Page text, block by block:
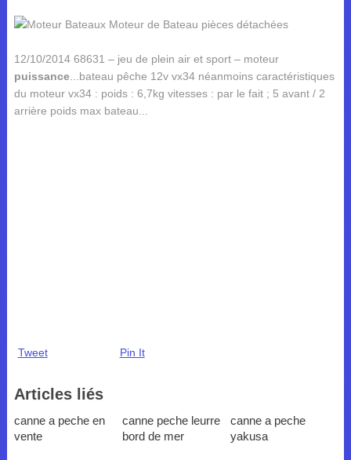
12/10/2014 68631 – jeu de plein air et sport – moteur
puissance...bateau pêche 12v vx34 néanmoins caractéristiques
du moteur vx34 : poids : 6,7kg vitesses : par le fait ; 5 avant / 2
arrière poids max bateau...
Tweet Pin It
Articles liés
canne a peche en
vente
canne peche leurre
bord de mer
canne a peche
yakusa